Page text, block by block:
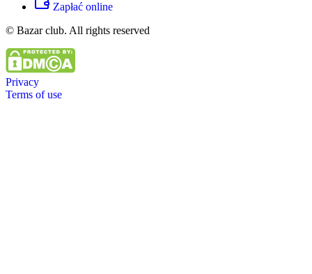
Zapłać online
© Bazar club. All rights reserved
Privacy
Terms of use